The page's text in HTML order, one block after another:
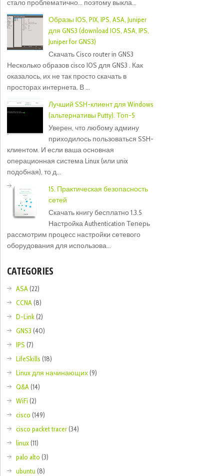
стало проблематично... поэтому выкла...
Образы IOS, PIX, IPS, ASA, Juniper
для GNS3 (download IOS, ASA, IPS,
Juniper for GNS3)
Скачать Cisco router in GNS3
Несколько образов cisco IOS для GNS3 . Как
оказалось, их не так просто скачать в
просторах интернета. В ...
Лучший SSH-клиент для Windows
(альтернативы Putty). Топ-5
Уверен, что любому админу
приходилось пользоваться SSH-
клиентом. И если ваша основная
операционная система Linux (или unix
подобная), то д...
15. Практическая безопасность
сетей
Скачать книгу бесплатно 1.3.5
Настройка Authentication Теперь
рассмотрим процесс настройки сетевого
оборудования для использова...
CATEGORIES
ASA(22)
CCNA(8)
D-Link(2)
GNS3 (40)
IPS (7)
LifeSkills (18)
Linux для начинающих(9)
Q&A(14)
WiFi (2)
cisco (149)
cisco packet tracer(34)
linux(11)
palo alto (3)
ubuntu (8)